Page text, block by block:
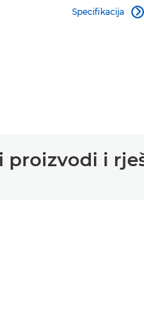
Specifikacija 
proizvodi i